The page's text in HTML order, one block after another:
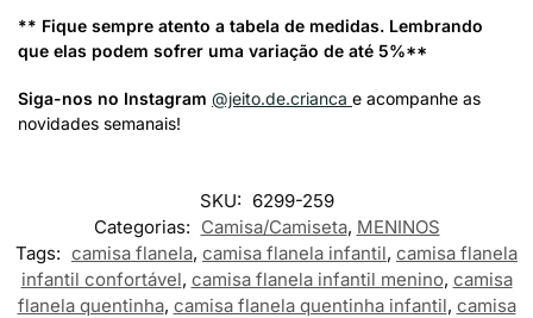
** Fique sempre atento a tabela de medidas. Lembrando
que elas podem sofrer uma variação de até 5%**
Siga-nos no Instagram @jeito.de.crianca e acompanhe as
novidades semanais!
SKU: 6299-259
Categorias: Camisa/Camiseta, MENINOS
Tags: camisa flanela, camisa flanela infantil, camisa flanela
infantil confortável, camisa flanela infantil menino, camisa
flanela quentinha, camisa flanela quentinha infantil, camisa